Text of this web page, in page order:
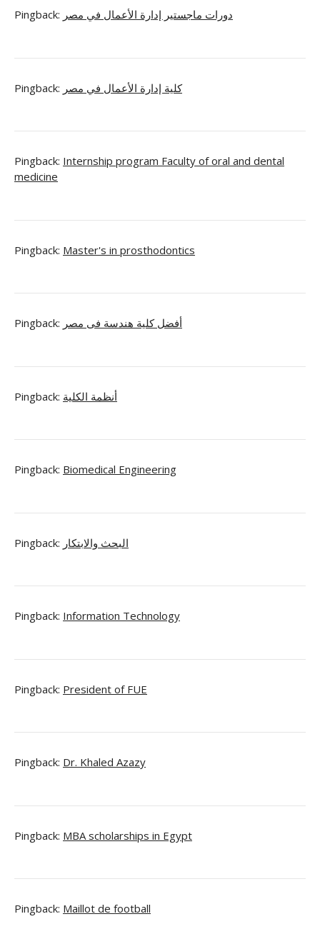
Pingback: دورات ماجستير إدارة الأعمال في مصر
Pingback: كلية إدارة الأعمال في مصر
Pingback: Internship program Faculty of oral and dental
medicine
Pingback: Master's in prosthodontics
Pingback: أفضل كلية هندسة فى مصر
Pingback: أنظمة الكلية
Pingback: Biomedical Engineering
Pingback: البحث والابتكار
Pingback: Information Technology
Pingback: President of FUE
Pingback: Dr. Khaled Azazy
Pingback: MBA scholarships in Egypt
Pingback: Maillot de football